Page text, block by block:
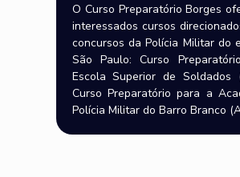
O Curso Preparatório Borges
interessados cursos
concursos da Polícia Militar do
São Paulo: Curso
Escola Superior de Soldados
Curso Preparatório para a
Polícia Militar do Barro Branco